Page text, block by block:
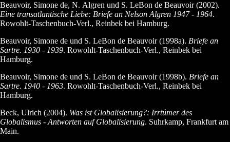
Beauvoir, Simone de, N. Algren und S. LeBon de Beauvoir (2002).
Eine transatlantische Liebe: Briefe an Nelson Algren 1947 - 1964.
Rowohlt-Taschenbuch-Verl., Reinbek bei Hamburg.
Beauvoir, Simone de und S. LeBon de Beauvoir (1998a). Briefe an
Sartre. 1930 - 1939. Rowohlt-Taschenbuch-Verl., Reinbek bei
Hamburg.
Beauvoir, Simone de und S. LeBon de Beauvoir (1998b). Briefe an
Sartre. 1940 - 1963. Rowohlt-Taschenbuch-Verl., Reinbek bei
Hamburg.
Beck, Ulrich (2004). Was ist Globalisierung?: Irrtümer des
Globalismus - Antworten auf Globalisierung. Suhrkamp, Frankfurt am
Main.